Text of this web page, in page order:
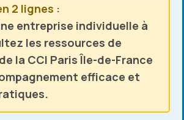
2 lignes :
entreprise individuelle à
les ressources de
la CCI Paris Île-de-France
efficace et